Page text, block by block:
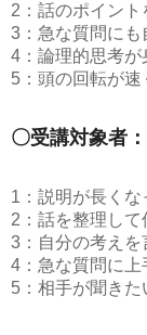
2：話のポイン
3：急な質問にも
4：論理的思考が
5：頭の回転が
〇受講対象者：
1：説明が長く
2：話を整理し
3：自分の考え
4：急な質問に
5：相手が聞き